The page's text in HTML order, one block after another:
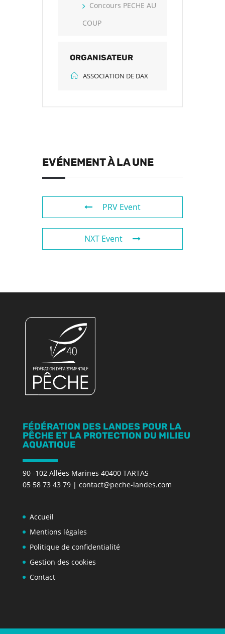
Concours PECHE AU
COUP
ORGANISATEUR
ASSOCIATION DE DAX
EVÉNEMENT À LA UNE
PRV Event
NXT Event
FÉDÉRATION DES LANDES POUR LA
PÊCHE ET LA PROTECTION DU MILIEU
AQUATIQUE
90 -102 Allées Marines 40400 TARTAS
05 58 73 43 79| contact@peche-landes.com
Accueil
Mentions légales
Politique de confidentialité
Gestion des cookies
Contact